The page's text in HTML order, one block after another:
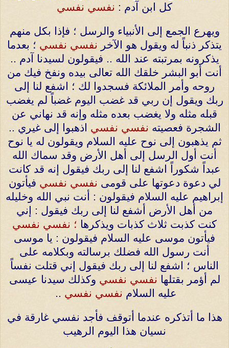
كل ابن آدم : نفسي نفسي
ويهرع الجمع إلى الأنبياء والرسل ؛ فإذا بكل منهم
يتذكر ذنباً له ويقول هو الآخر نفسي نفسي ؛ بعدما
يذكرونه بمرتبته عند الله .. فيقولون لسيدنا آدم ..
أنت أبو البشر خلقك الله تعالى بيده ونفخ فيك من
روحه وأمر الملائكة فسجدوا لك ؛ اشفع لنا
إلى
ربك ويقول إن ربي قد غضب اليوم غضباً لم يغضب
قبله مثله ولا يغضب بعده مثله وإنه قد نهاني عن
الشجرة فعصيته نفسي نفسي اذهبوا إلى غيري ..
ثم يذهبون إلى نوح عليه السلام ويقولون له يا نوح
أنت أول الرسل إلى أهل الأرض وقد سماك الله
عبداً شكوراً اشفع لنا إلى ربك فيقول
إنه قد كانت
لي دعوة دعوتها على قومى نفسي نفسي فيأتون
إبراهيم عليه السلام فيقولون : أنت نبي الله وخليله
من أهل الأرض أشفع لنا إلى ربك فيقول : إني
كنت كذبت ثلاث كذبات ويذكرها ؛ نفسي نفسي
فيأتون موسى عليه السلام فيقولون : يا موسى
أنت رسول الله فضلك برسالته وبكلامه على
الناس ؛ اشفع لنا إلى ربك فيقول إني قتلت نفساً
لم أؤمر بقتلها نفسي نفسي وكذلك سيدنا عيسى
عليه السلام نفسي نفسي ..
هذا ما أتذكره عندما أتوقف فأجد نفسي غارقة في
نسيان هذا اليوم الرهيب